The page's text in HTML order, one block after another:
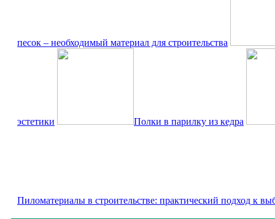
песок – необходимый материал для строительства
эстетики Полки в парилку из кедра
Пиломатериалы в строительстве: практический подход к